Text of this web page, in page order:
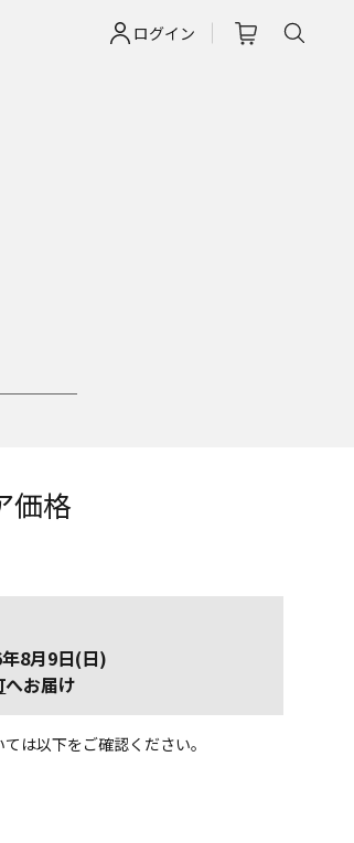
ログイン
価格
8月9日(日)
へお届け
は以下をご確認ください。